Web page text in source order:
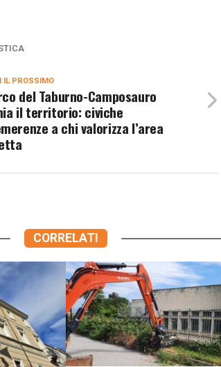
IL ​​PROSSIMO
del Taburno-Camposauro
il territorio: civiche
a chi valorizza l’area
CORRELATI